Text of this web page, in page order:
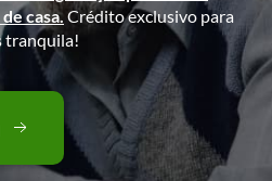
casa. Crédito exclusivo para
tranquila!